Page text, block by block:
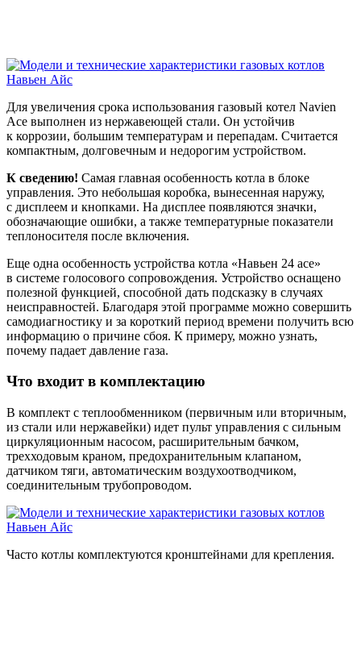
Для увеличения срока использования газовый котел Navien
Ace выполнен из нержавеющей стали. Он устойчив
к коррозии, большим температурам и перепадам. Считается
компактным, долговечным и недорогим устройством.
К сведению! Самая главная особенность котла в блоке
управления. Это небольшая коробка, вынесенная наружу,
с дисплеем и кнопками. На дисплее появляются значки,
обозначающие ошибки, а также температурные показатели
теплоносителя после включения.
Еще одна особенность устройства котла «Навьен 24 асе»
в системе голосового сопровождения. Устройство оснащено
полезной функцией, способной дать подсказку в случаях
неисправностей. Благодаря этой программе можно совершить
самодиагностику и за короткий период времени получить всю
информацию о причине сбоя. К примеру, можно узнать,
почему падает давление газа.
Что входит в комплектацию
В комплект с теплообменником (первичным или вторичным,
из стали или нержавейки) идет пульт управления с сильным
циркуляционным насосом, расширительным бачком,
трехходовым краном, предохранительным клапаном,
датчиком тяги, автоматическим воздухоотводчиком,
соединительным трубопроводом.
Часто котлы комплектуются кронштейнами для крепления.